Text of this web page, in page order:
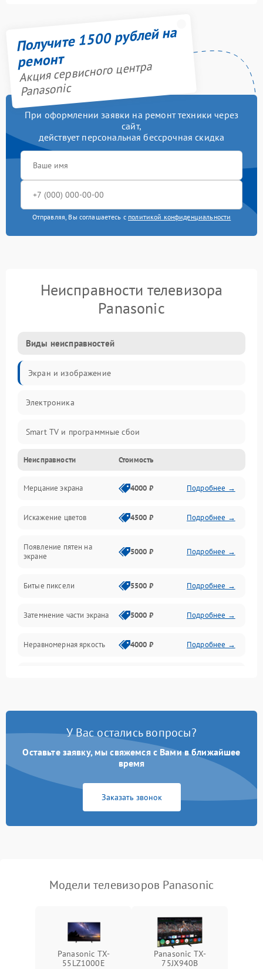
Получите 1500 рублей на
ремонт
Акция сервисного центра
Panasonic
При оформлении заявки на ремонт техники через
сайт,
действует персональная бессрочная скидка
Отправляя, Вы соглашаетесь с политикой конфиденциальности
Неисправности телевизора
Panasonic
Виды неисправностей
Экран и изображение
Электроника
Smart TV и программные сбои
Питание и запуск
Подсветка и LED-модули
Звук и аудиосистема
Сигнал и приём каналов
Аудио
Сетевая
Неисправности Стоимость
Мерцание экрана 4000 ₽ Подробнее →
Искажение цветов 4500 ₽ Подробнее →
Появление пятен на
экране
5000 ₽ Подробнее →
Битые пиксели 5500 ₽ Подробнее →
Затемнение части экрана 5000 ₽ Подробнее →
Неравномерная яркость 4000 ₽ Подробнее →
У Вас остались вопросы?
Оставьте заявку, мы свяжемся с Вами в ближайшее
время
Заказать звонок
Модели телевизоров Panasonic
Panasonic TX-
55LZ1000E
Panasonic TX-
75JX940B